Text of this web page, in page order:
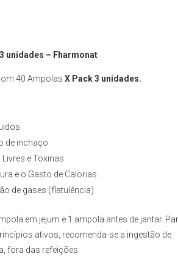
unidades – Fharmonat
40 Ampolas X Pack 3 unidades.
de inchaço
e Toxinas
e o Gasto de Calorias
de gases (flatulência)
em jejum e 1 ampola antes de jantar.
ativos, recomenda-se a ingestão de
fora das refeições.